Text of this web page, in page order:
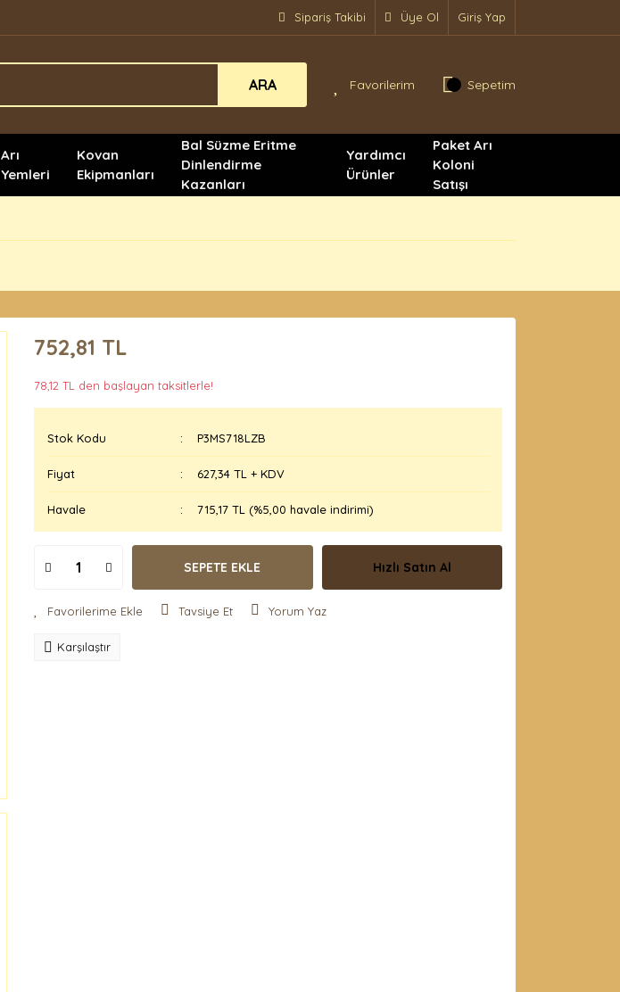
Sipariş Takibi Üye Ol Giriş Yap
ARA Favorilerim Sepetim
Arı
Yemleri
Kovan
Ekipmanları
Bal Süzme Eritme
Dinlendirme
Kazanları
Yardımcı
Ürünler
Paket Arı
Koloni
Satışı
752,81 TL
78,12 TL den başlayan taksitlerle!
Stok Kodu P3MS718LZB
Fiyat 627,34 TL + KDV
Havale 715,17 TL (%5,00 havale indirimi)
SEPETE EKLE Hızlı Satın Al
Tavsiye Et Yorum Yaz
Karşılaştır